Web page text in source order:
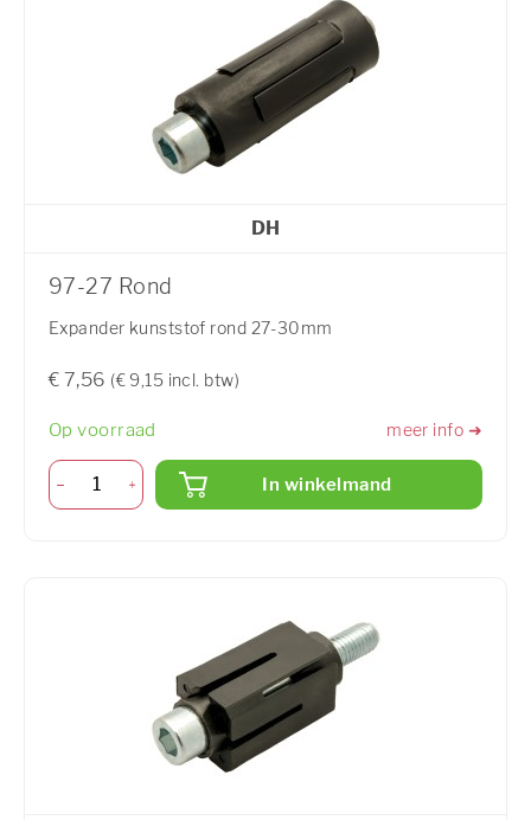
DH
97-27 Rond
Expander kunststof rond 27-30mm
€ 7,56 (€ 9,15 incl. btw)
Op voorraad meer info ➜
In winkelmand